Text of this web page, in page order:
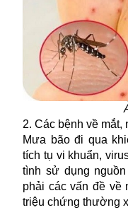
2. Các bệnh về mắt,
Mưa bão đi qua
tích tụ vi khuẩn,
tình sử dụng
phải các vấn đề về
triệu chứng thường